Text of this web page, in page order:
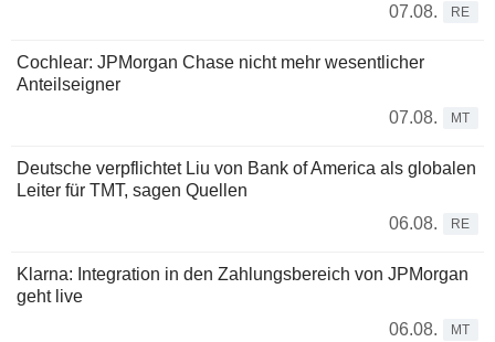
07.08.
RE
Cochlear: JPMorgan Chase nicht mehr wesentlicher
Anteilseigner
07.08.
MT
Deutsche verpflichtet Liu von Bank of America als globalen
Leiter für TMT, sagen Quellen
06.08.
RE
Klarna: Integration in den Zahlungsbereich von JPMorgan
geht live
06.08.
MT